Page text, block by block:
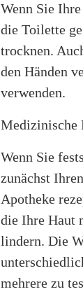
Wenn Sie
die Toilette
trocknen.
den Händen
verwenden.
Medizinische
Wenn Sie
zunächst
Apotheke
die Ihre Haut
lindern. Die
mehrere zu